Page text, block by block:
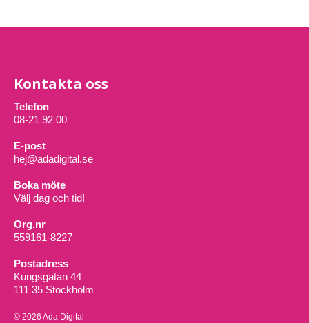
Kontakta oss
Telefon
08-21 92 00
E-post
hej@adadigital.se
Boka möte
Välj dag och tid!
Org.nr
559161-8227
Postadress
Kungsgatan 44
111 35 Stockholm
© 2026 Ada Digital